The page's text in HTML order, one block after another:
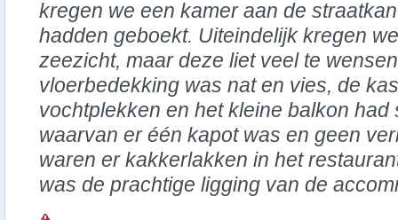
kregen we een kamer aan de
hadden geboekt. Uiteindelijk kregen
zeezicht, maar deze liet veel te
vloerbedekking was nat en vies, de
vochtplekken en het kleine balkon had
waarvan er één kapot was en geen
waren er kakkerlakken in het
was de prachtige ligging van de